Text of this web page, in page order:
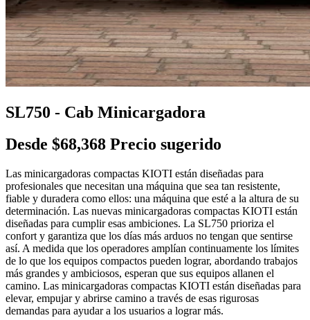
SL750 - Cab Minicargadora
Desde $68,368 Precio sugerido
Las minicargadoras compactas KIOTI están diseñadas para
profesionales que necesitan una máquina que sea tan resistente,
fiable y duradera como ellos: una máquina que esté a la altura de su
determinación. Las nuevas minicargadoras compactas KIOTI están
diseñadas para cumplir esas ambiciones. La SL750 prioriza el
confort y garantiza que los días más arduos no tengan que sentirse
así. A medida que los operadores amplían continuamente los límites
de lo que los equipos compactos pueden lograr, abordando trabajos
más grandes y ambiciosos, esperan que sus equipos allanen el
camino. Las minicargadoras compactas KIOTI están diseñadas para
elevar, empujar y abrirse camino a través de esas rigurosas
demandas para ayudar a los usuarios a lograr más.